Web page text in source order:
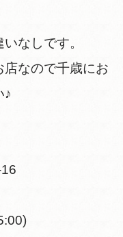
なしです。
なので千歳にお
♪